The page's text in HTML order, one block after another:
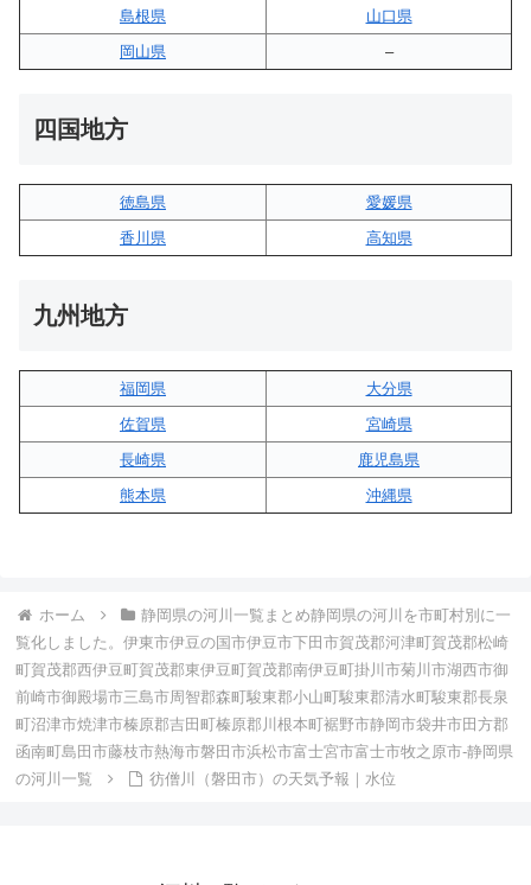
島根県
山口県
岡山県
–
四国地方
徳島県
愛媛県
香川県
高知県
九州地方
福岡県
大分県
佐賀県
宮崎県
長崎県
鹿児島県
熊本県
沖縄県
ホーム
静岡県の河川一覧まとめ静岡県の河川を市町村別に一
覧化しました。伊東市伊豆の国市伊豆市下田市賀茂郡河津町賀茂郡松崎
町賀茂郡西伊豆町賀茂郡東伊豆町賀茂郡南伊豆町掛川市菊川市湖西市御
前崎市御殿場市三島市周智郡森町駿東郡小山町駿東郡清水町駿東郡長泉
町沼津市焼津市榛原郡吉田町榛原郡川根本町裾野市静岡市袋井市田方郡
函南町島田市藤枝市熱海市磐田市浜松市富士宮市富士市牧之原市-静岡県
の河川一覧
彷僧川（磐田市）の天気予報｜水位